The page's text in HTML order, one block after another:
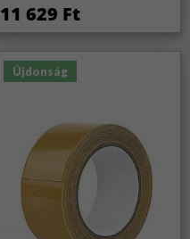
11 629 Ft
Újdonság